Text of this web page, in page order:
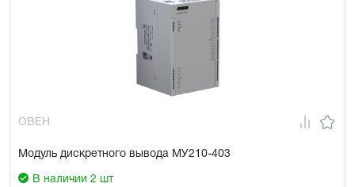
ОВЕН
Модуль дискретного вывода МУ210-403
В наличии 2 шт